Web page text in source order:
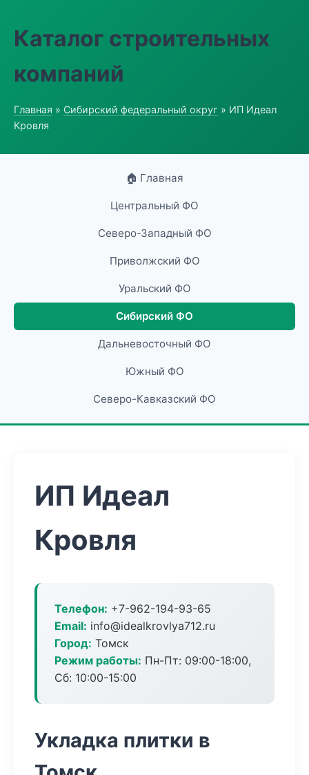
Каталог строительных
компаний
Главная » Сибирский федеральный округ » ИП Идеал
Кровля
🏠 Главная
Центральный ФО
Северо-Западный ФО
Приволжский ФО
Уральский ФО
Сибирский ФО
Дальневосточный ФО
Южный ФО
Северо-Кавказский ФО
ИП Идеал
Кровля
Телефон: +7-962-194-93-65
Email: info@idealkrovlya712.ru
Город: Томск
Режим работы: Пн-Пт: 09:00-18:00,
Сб: 10:00-15:00
Укладка плитки в